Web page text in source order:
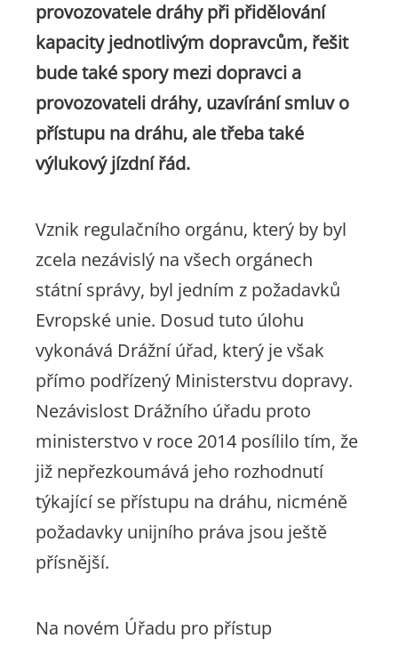
provozovatele dráhy při přidělování
kapacity jednotlivým dopravcům, řešit
bude také spory mezi dopravci a
provozovateli dráhy, uzavírání smluv o
přístupu na dráhu, ale třeba také
výlukový jízdní řád.
Vznik regulačního orgánu, který by byl
zcela nezávislý na všech orgánech
státní správy, byl jedním z požadavků
Evropské unie. Dosud tuto úlohu
vykonává Drážní úřad, který je však
přímo podřízený Ministerstvu dopravy.
Nezávislost Drážního úřadu proto
ministerstvo v roce 2014 posílilo tím, že
již nepřezkoumává jeho rozhodnutí
týkající se přístupu na dráhu, nicméně
požadavky unijního práva jsou ještě
přísnější.
Na novém Úřadu pro přístup